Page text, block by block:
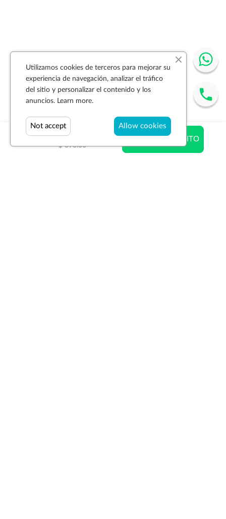
$ 556.80
$ 696.00
AÑADIR AL CARRITO
Utilizamos cookies de terceros para mejorar su
experiencia de navegación, analizar el tráfico
del sitio y personalizar el contenido y los
anuncios. Learn more.
Allow cookies
Not accept